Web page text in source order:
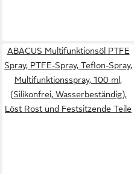
ABACUS Multifunktionsöl PTFE
Spray, PTFE-Spray, Teflon-Spray,
Multifunktionsspray, 100 ml,
(Silikonfrei, Wasserbeständig),
Löst Rost und Festsitzende Teile